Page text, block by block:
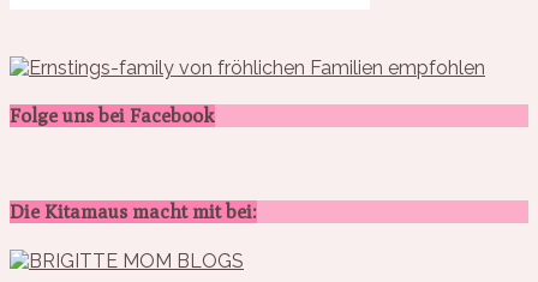
Folge uns bei Facebook
Die Kitamaus macht mit bei: